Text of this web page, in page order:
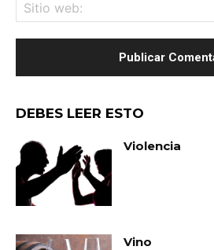
DEBES LEER ESTO
Violencia
Vino